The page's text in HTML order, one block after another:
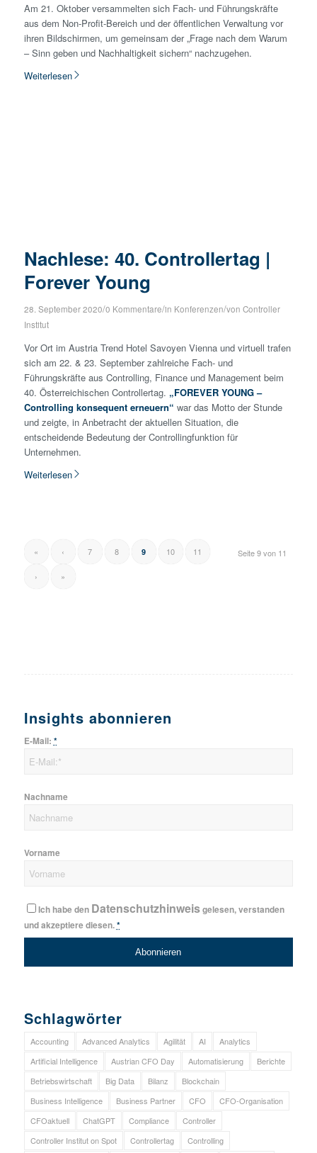
Am 21. Oktober versammelten sich Fach- und Führungskräfte
aus dem Non-Profit-Bereich und der öffentlichen Verwaltung vor
ihren Bildschirmen, um gemeinsam der „Frage nach dem Warum
– Sinn geben und Nachhaltigkeit sichern“ nachzugehen.
Weiterlesen
Nachlese: 40. Controllertag |
Forever Young
28. September 2020/0 Kommentare/in Konferenzen/von Controller
Institut
Vor Ort im Austria Trend Hotel Savoyen Vienna und virtuell trafen
sich am 22. & 23. September zahlreiche Fach- und
Führungskräfte aus Controlling, Finance und Management beim
40. Österreichischen Controllertag. „FOREVER YOUNG –
Controlling konsequent erneuern“ war das Motto der Stunde
und zeigte, in Anbetracht der aktuellen Situation, die
entscheidende Bedeutung der Controllingfunktion für
Unternehmen.
Weiterlesen
Seite 9 von 11
« ‹ 7 8 9 10 11
› »
Insights abonnieren
E-Mail: *
Nachname
Vorname
Ich habe den Datenschutzhinweisgelesen, verstanden
und akzeptiere diesen.*
Schlagwörter
Accounting Advanced Analytics Agilität AI
Analytics
Artificial Intelligence
Austrian CFO Day Automatisierung
Berichte
Betriebswirtschaft
Big Data Bilanz
Blockchain
Business Intelligence
Business Partner CFO
CFO-Organisation
CFOaktuell
ChatGPT Compliance
Controller
Controller Institut on Spot
Controllertag Controlling